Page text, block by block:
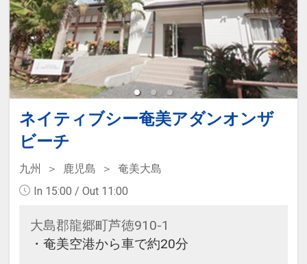
ネイティブシー奄美アダンオンザ
ビーチ
九州 鹿児島
奄美大島
In 15:00 / Out 11:00
大島郡龍郷町芦徳910-1
・奄美空港から車で約20分